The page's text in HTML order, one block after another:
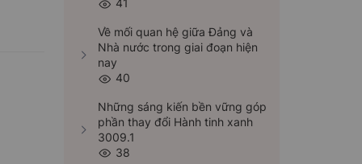
TW ngày 25.10.2017-KẾT LUẬN
HIỆN MỘT SỐ MÔ HÌNH THÍ
ĐIỂM THEO NGHỊ QUYẾT SỐ
18-NQ/TW, NGÀY 25/10/2017
CỦA BAN CHẤP HÀNH TRUNG
ĐỀ VỀ TIẾP TỤC ĐỔI MỚI, SẮP
XẾP TỔ CHỨC BỘ MÁY CỦA HỆ
THỐNG CHÍNH TRỊ TINH GỌN,
HOẠT ĐỘNG HIỆU LỰC, HIỆU
41
Về mối quan hệ giữa Đảng và
Nhà nước trong giai đoạn hiện
nay
40
Những sáng kiến bền vững góp
phần thay đổi Hành tinh xanh
3009.1
38